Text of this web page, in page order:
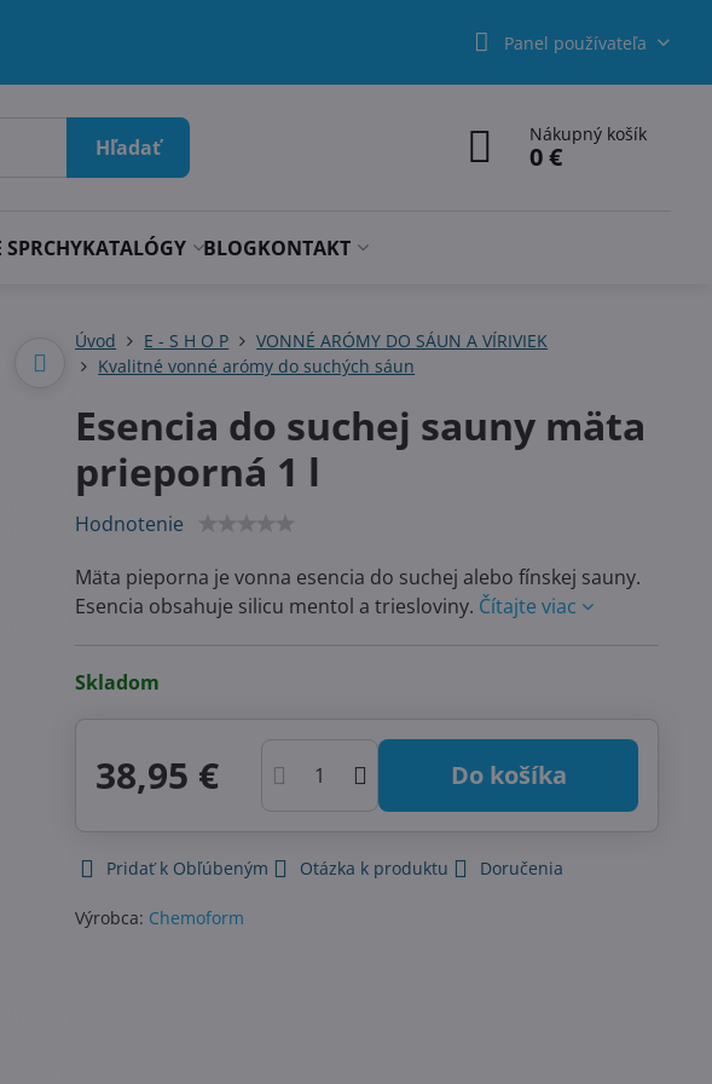
Panel používateľa
Hľadať
Nákupný košík
0 €
KATALÓGY BLOGKONTAKT
Úvod E - S H O P
VONNÉ ARÓMY DO SÁUN A VÍRIVIEK
Kvalitné vonné arómy do suchých sáun
Esencia do suchej sauny mäta
prieporná 1 l
Hodnotenie
Mäta pieporna je vonna esencia do suchej alebo fínskej sauny.
Esencia obsahuje silicu mentol a triesloviny. Čítajte viac
Skladom
38,95 € Do košíka
Pridať k Obľúbeným Otázka k produktu Doručenia
Výrobca: Chemoform